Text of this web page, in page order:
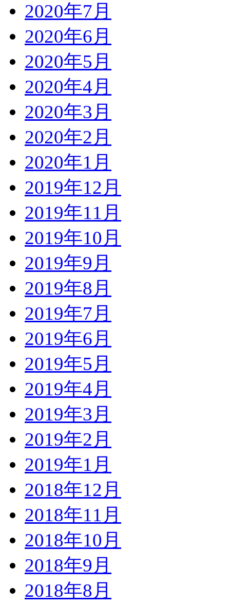
2020年7月
2020年6月
2020年5月
2020年4月
2020年3月
2020年2月
2020年1月
2019年12月
2019年11月
2019年10月
2019年9月
2019年8月
2019年7月
2019年6月
2019年5月
2019年4月
2019年3月
2019年2月
2019年1月
2018年12月
2018年11月
2018年10月
2018年9月
2018年8月